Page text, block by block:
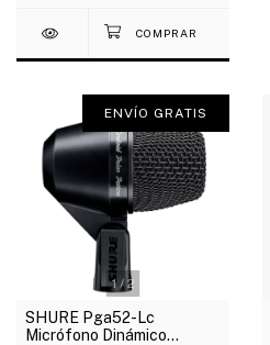
1/ 2
ENVÍO GRATIS
SHURE Pga52-Lc
Micrófono Dinámico